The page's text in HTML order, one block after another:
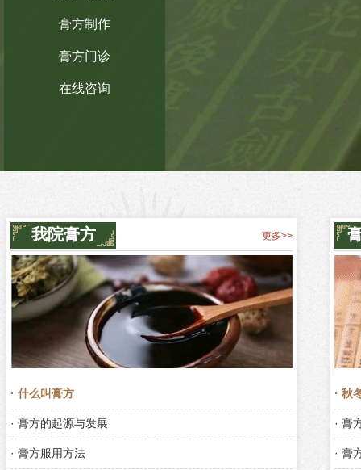
膏方制作
膏方门诊
在线咨询
我院膏方 更多>>
· 什么叫膏方
· 膏方的起源与发展
· 膏方服用方法
· 秋
· 膏
· 膏